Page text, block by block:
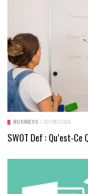
BUSINESS / 02/08/2026
SWOT Def : Qu’est-Ce